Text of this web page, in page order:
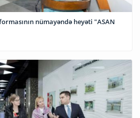
nümayəndə heyəti "ASAN